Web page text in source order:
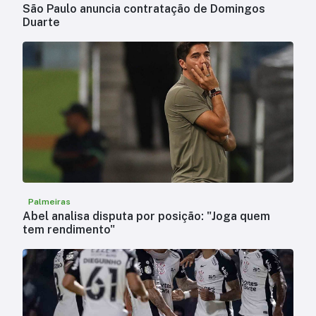
São Paulo anuncia contratação de Domingos
Duarte
Palmeiras
Abel analisa disputa por posição: "Joga quem
tem rendimento"